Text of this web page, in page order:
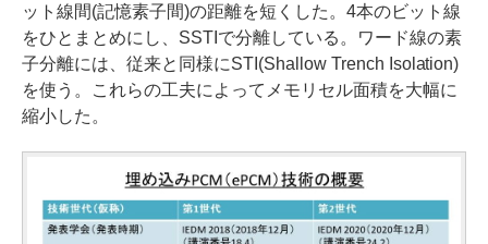
ット線間(記憶素子間)の距離を短くした。4本のビット線
をひとまとめにし、SSTIで分離している。ワード線の素
子分離には、従来と同様にSTI(Shallow Trench Isolation)
を使う。これらの工夫によってメモリセル面積を大幅に
縮小した。